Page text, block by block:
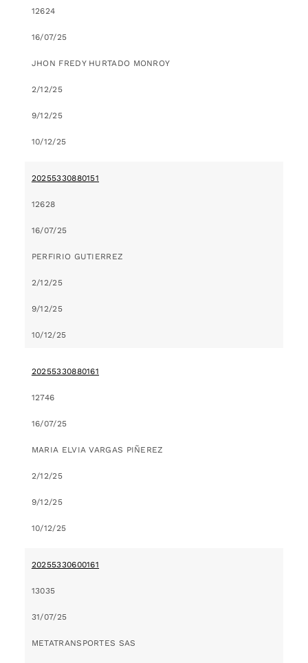
12624
16/07/25
JHON FREDY HURTADO MONROY
2/12/25
9/12/25
10/12/25
20255330880151
12628
16/07/25
PERFIRIO GUTIERREZ
2/12/25
9/12/25
10/12/25
20255330880161
12746
16/07/25
MARIA ELVIA VARGAS PIÑEREZ
2/12/25
9/12/25
10/12/25
20255330600161
13035
31/07/25
METATRANSPORTES SAS